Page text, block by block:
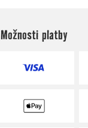
Možnosti platby